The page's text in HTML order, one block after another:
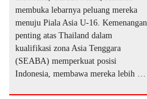
membuka lebarnya peluang mereka
menuju Piala Asia U-16. Kemenangan
penting atas Thailand dalam
kualifikasi zona Asia Tenggara
(SEABA) memperkuat posisi
Indonesia, membawa mereka lebih …